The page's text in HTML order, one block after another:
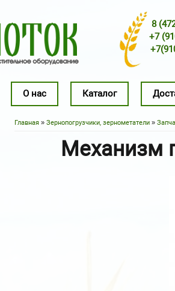
8
+7
О нас Каталог
Вы здесь
Главная » Зернопогрузчики, зернометатели »
Механизм